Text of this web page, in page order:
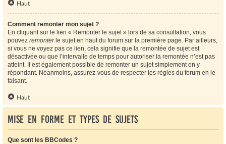
Haut
Comment remonter mon sujet ?
En cliquant sur le lien « Remonter le sujet » lors de sa consultation, vous
pouvez remonterle sujet en haut du forum sur la première page. Par ailleurs,
si vous ne voyez pas ce lien, cela signifie que la remontée de sujet est
désactivée ou que l’intervalle de temps pour autoriser la remontée n’est pas
atteint. Il est également possible de remonter un sujet simplement en y
répondant. Néanmoins, assurez-vous de respecter les règles du forum en le
faisant.
Haut
Mise en forme et types de sujets
Que sont les BBCodes ?